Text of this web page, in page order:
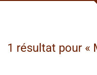
1 résultat pour «